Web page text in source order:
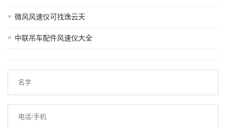
微风风速仪可找逸云天
中联吊车配件风速仪大全